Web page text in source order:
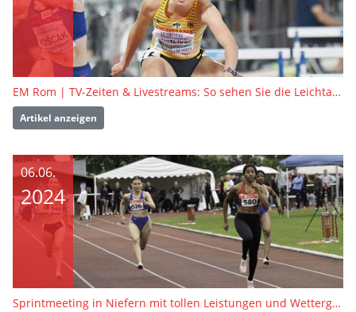
EM Rom | TV-Zeiten & Livestreams: So sehen Sie die Leichtathletik-EM in Rom live
Artikel anzeigen
06.06.
2024
Sprintmeeting in Niefern mit tollen Leistungen und Wetterglück